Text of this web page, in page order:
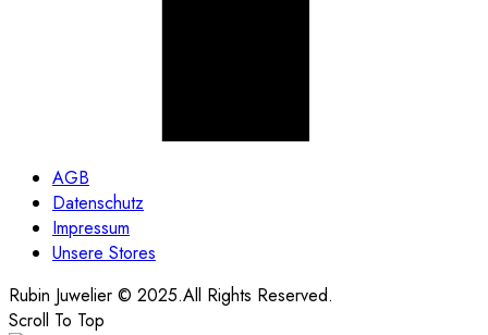
AGB
Datenschutz
Impressum
Unsere Stores
Rubin Juwelier © 2025.All Rights Reserved.
Scroll To Top